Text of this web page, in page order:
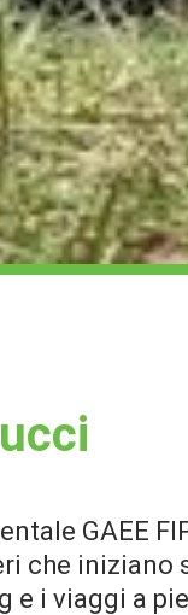
GAEE
che iniziano
e i viaggi a